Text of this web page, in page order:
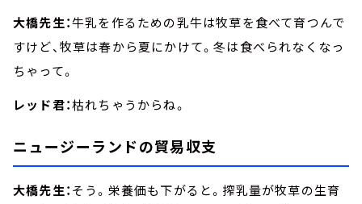
大橋先生：牛乳を作るための乳牛は牧草を食べて育つんで
すけど、牧草は春から夏にかけて。冬は食べられなくなっ
ちゃって。
レッド君：枯れちゃうからね。
ニュージーランドの貿易収支
大橋先生：そう。栄養価も下がると。搾乳量が牧草の生育